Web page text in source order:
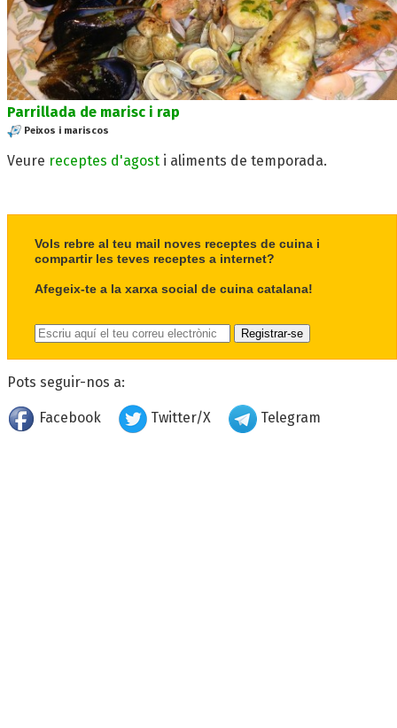
Parrillada de marisc i rap
Peixos i mariscos
Veure receptes d'agost i aliments de temporada.
Vols rebre al teu mail noves receptes de cuina i
compartir les teves receptes a internet?
Afegeix-te a la xarxa social de cuina catalana!
Pots seguir-nos a:
Facebook Twitter/X Telegram